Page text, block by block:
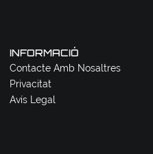
INFORMACIÓ
Contacte Amb Nosaltres
Privacitat
Avís Legal